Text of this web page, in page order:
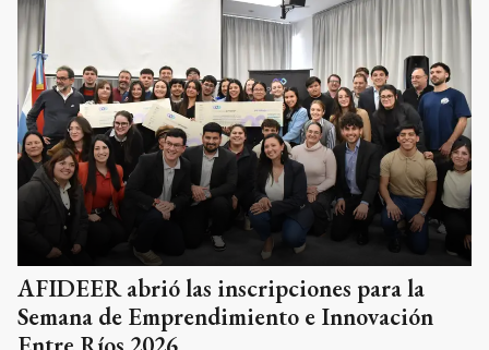
AFIDEER abrió las inscripciones para la
Semana de Emprendimiento e Innovación